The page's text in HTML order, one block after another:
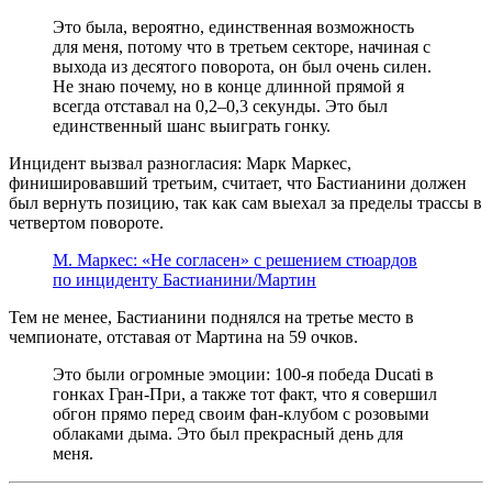
Это была, вероятно, единственная возможность
для меня, потому что в третьем секторе, начиная с
выхода из десятого поворота, он был очень силен.
Не знаю почему, но в конце длинной прямой я
всегда отставал на 0,2–0,3 секунды. Это был
единственный шанс выиграть гонку.
Инцидент вызвал разногласия: Марк Маркес,
финишировавший третьим, считает, что Бастианини должен
был вернуть позицию, так как сам выехал за пределы трассы в
четвертом повороте.
М. Маркес: «Не согласен» с решением стюардов
по инциденту Бастианини/Мартин
Тем не менее, Бастианини поднялся на третье место в
чемпионате, отставая от Мартина на 59 очков.
Это были огромные эмоции: 100-я победа Ducati в
гонках Гран-При, а также тот факт, что я совершил
обгон прямо перед своим фан-клубом с розовыми
облаками дыма. Это был прекрасный день для
меня.